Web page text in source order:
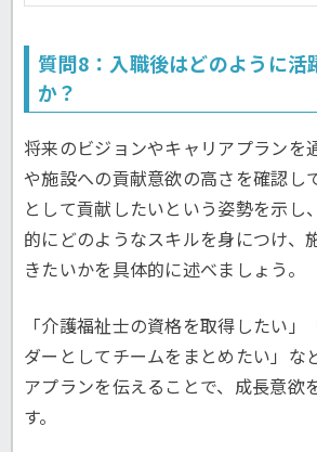
質問8：入職後はどのように活
か？
将来のビジョンやキャリアプランを
や施設への貢献意欲の高さを確認し
として貢献したいという姿勢を示し
的にどのようなスキルを身につけ、
きたいかを具体的に述べましょう。
「介護福祉士の資格を取得したい」
ダーとしてチームをまとめたい」な
アプランを伝えることで、成長意欲
す。